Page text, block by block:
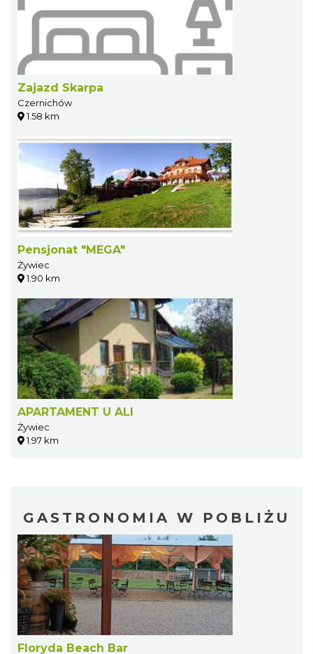
Zajazd Skarpa
Czernichów
1.58 km
Pensjonat "MEGA"
Żywiec
1.90 km
APARTAMENT U ALI
Żywiec
1.97 km
GASTRONOMIA W POBLIŻU
Floryda Beach Bar